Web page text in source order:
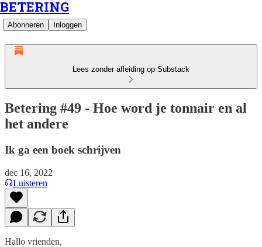
BETERING
Abonneren Inloggen
Lees zonder afleiding op Substack
Betering #49 - Hoe word je tonnair en al
het andere
Ik ga een boek schrijven
dec 16, 2022
Luisteren
Hallo vrienden,